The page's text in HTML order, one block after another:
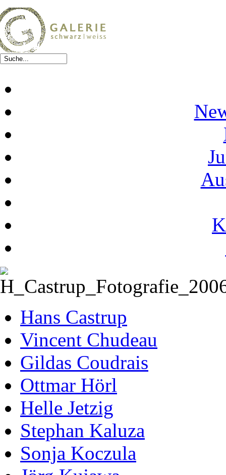
Hans Castrup
Vincent Chudeau
Gildas Coudrais
Ottmar Hörl
Helle Jetzig
Stephan Kaluza
Sonja Koczula